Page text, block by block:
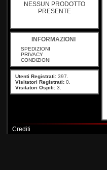
NESSUN PRODOTTO
PRESENTE
INFORMAZIONI
SPEDIZIONI
PRIVACY
CONDIZIONI
Utenti Registrati:397.
Visitatori Registrati:0.
Visitatori Ospiti:3.
Crediti